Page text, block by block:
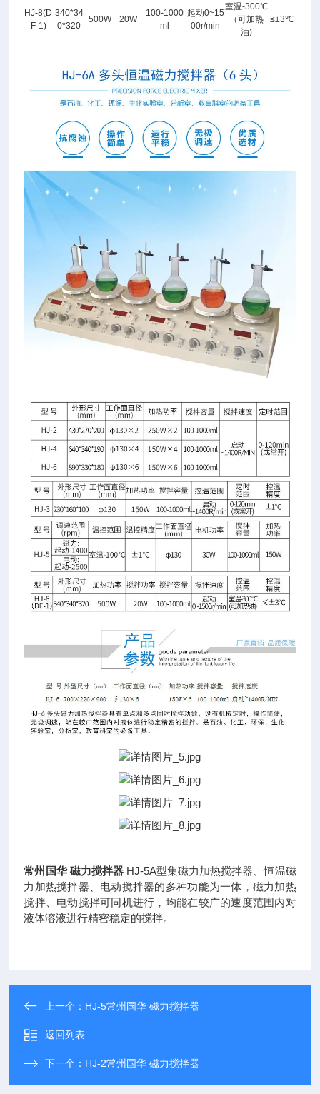
HJ-8(D
F-1)
340*34
0*320
500W 20W
100-1000
ml
起动0~15
00r/min
室温-300℃
（可加热
油)
≤±3℃
常州国华 磁力搅拌器 HJ-5A型集磁力加热搅拌器、恒温磁
力加热搅拌器、电动搅拌器的多种功能为一体，磁力加热
搅拌、电动搅拌可同机进行，均能在较广的速度范围内对
液体溶液进行精密稳定的搅拌。
上一个： HJ-5常州国华 磁力搅拌器
返回列表
下一个： HJ-2常州国华 磁力搅拌器